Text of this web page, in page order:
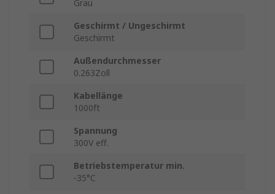
Grau
Geschirmt / Ungeschirmt
Geschirmt
Außendurchmesser
0.263Zoll
Kabellänge
1000ft
Spannung
300V eff.
Betriebstemperatur min.
-35°C